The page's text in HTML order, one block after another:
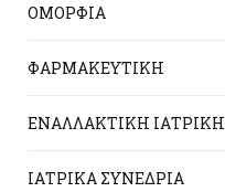
ΟΜΟΡΦΙΑ
ΦΑΡΜΑΚΕΥΤΙΚΗ
ΕΝΑΛΛΑΚΤΙΚΗ ΙΑΤΡΙΚΗ
ΙΑΤΡΙΚΑ ΣΥΝΕΔΡΙΑ